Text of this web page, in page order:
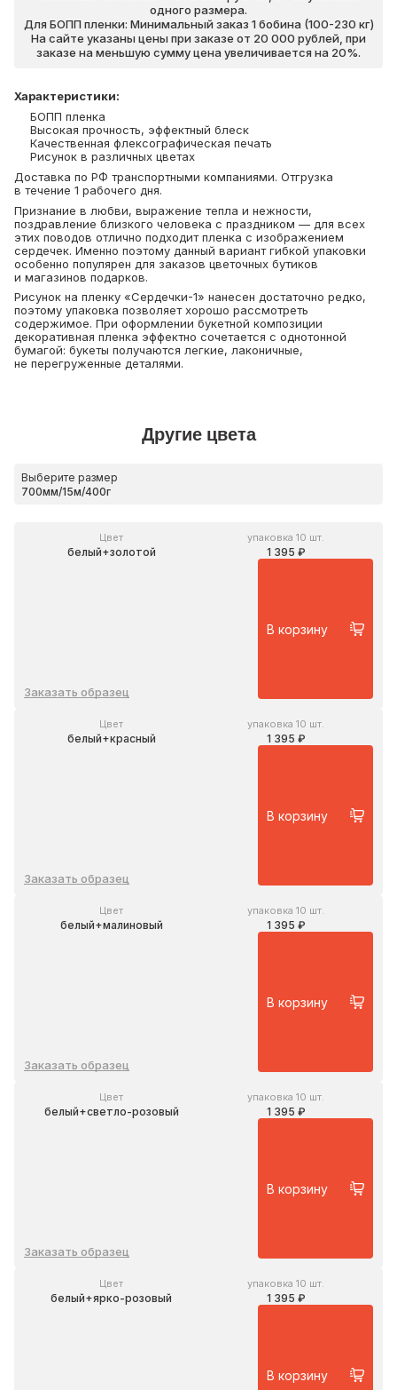
одного размера.
Для БОПП пленки: Минимальный заказ 1 бобина (100-230 кг)
На сайте указаны цены при заказе от 20 000 рублей, при
заказе на меньшую сумму цена увеличивается на 20%.
Характеристики:
БОПП пленка
Высокая прочность, эффектный блеск
Качественная флексографическая печать
Рисунок в различных цветах
Доставка по РФ транспортными компаниями. Отгрузка
в течение 1 рабочего дня.
Признание в любви, выражение тепла и нежности,
поздравление близкого человека с праздником — для всех
этих поводов отлично подходит пленка с изображением
сердечек. Именно поэтому данный вариант гибкой упаковки
особенно популярен для заказов цветочных бутиков
и магазинов подарков.
Рисунок на пленку «Сердечки-1» нанесен достаточно редко,
поэтому упаковка позволяет хорошо рассмотреть
содержимое. При оформлении букетной композиции
декоративная пленка эффектно сочетается с однотонной
бумагой: букеты получаются легкие, лаконичные,
не перегруженные деталями.
Другие цвета
Выберите размер
Цвет
белый+золотой
упаковка 10 шт.
1 395 ₽
Заказать образец
В корзину
Цвет
белый+красный
упаковка 10 шт.
1 395 ₽
Заказать образец
В корзину
Цвет
белый+малиновый
упаковка 10 шт.
1 395 ₽
Заказать образец
В корзину
Цвет
белый+светло-розовый
упаковка 10 шт.
1 395 ₽
Заказать образец
В корзину
Цвет
белый+ярко-розовый
упаковка 10 шт.
1 395 ₽
В корзину